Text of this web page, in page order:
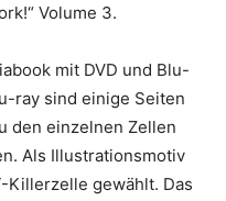
Volume 3.
mit DVD und Blu-
ray sind einige Seiten
den einzelnen Zellen
Als Illustrationsmotiv
Killerzelle gewählt. Das